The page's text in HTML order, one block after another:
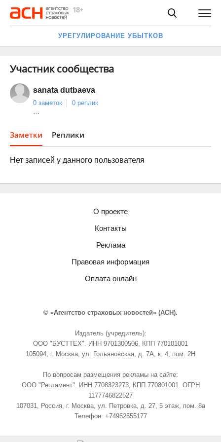
УРЕГУЛИРОВАНИЕ УБЫТКОВ
Участник сообщества
sanata dutbaeva
0 заметок
0 реплик
…
Заметки Реплики
Нет записей у данного пользователя
О проекте
Контакты
Реклама
Правовая информация
Оплата онлайн
© «Агентство страховых новостей» (АСН).
Издатель (учредитель):
ООО "БУСТТЕХ". ИНН 9701300506, КПП 770101001
105094, г. Москва, ул. Гольяновская, д. 7А, к. 4, пом. 2Н
По вопросам размещения рекламы на сайте:
ООО "Регламент". ИНН 7708323273, КПП 770801001. ОГРН
1177746822527
107031, Россия, г. Москва, ул. Петровка, д. 27, 5 этаж, пом. 8а
Телефон: +74952555177